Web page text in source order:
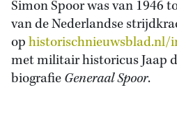
Simon Spoor was van 1946
van de Nederlandse
ophistorischnieuwsblad.nl/
met militair historicus Jaap
biografieGeneraal Spoor.